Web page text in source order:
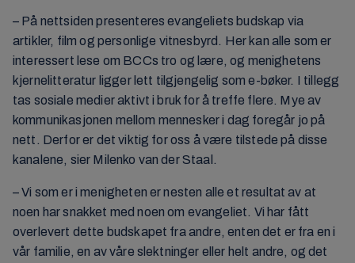
– På nettsiden presenteres evangeliets budskap via
artikler, film og personlige vitnesbyrd. Her kan alle som er
interessert lese om BCCs tro og lære, og menighetens
kjernelitteratur ligger lett tilgjengelig som e-bøker. I tillegg
tas sosiale medier aktivt i bruk for å treffe flere. Mye av
kommunikasjonen mellom mennesker i dag foregår jo på
nett. Derfor er det viktig for oss å være tilstede på disse
kanalene, sier Milenko van der Staal.
– Vi som er i menigheten er nesten alle et resultat av at
noen har snakket med noen om evangeliet. Vi har fått
overlevert dette budskapet fra andre, enten det er fra en i
vår familie, en av våre slektninger eller helt andre, og det